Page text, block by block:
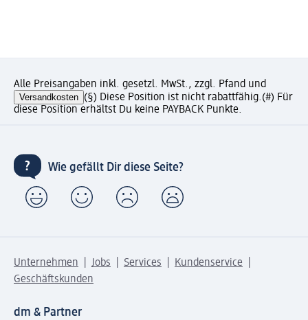
Alle Preisangaben inkl. gesetzl. MwSt., zzgl. Pfand und
Versandkosten (§) Diese Position ist nicht rabattfähig.(#) Für
diese Position erhältst Du keine PAYBACK Punkte.
Wie gefällt Dir diese Seite?
Unternehmen Jobs Services
Kundenservice
Geschäftskunden
dm & Partner